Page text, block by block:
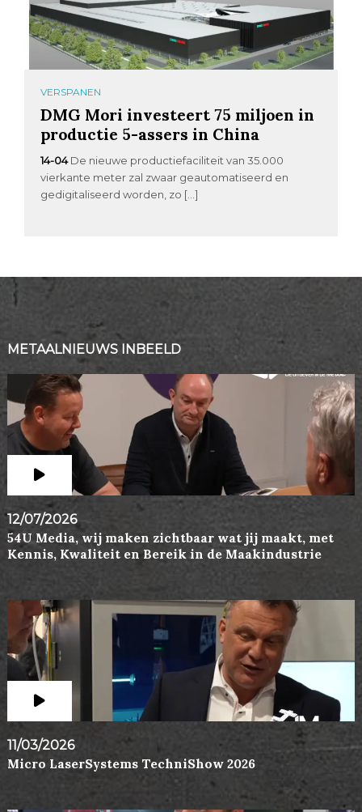
VERSPANEN
DMG Mori investeert 75 miljoen in
productie 5-assers in China
14-04 De nieuwe productiefaciliteit van 35.000
vierkante meter zal zwaar geautomatiseerd en
gedigitaliseerd worden, zo […]
METAALNIEUWS INBEELD
12/07/2026
54U Media, wij maken zichtbaar wat jij maakt, met
Kennis, Kwaliteit en Bereik in de Maakindustrie
11/03/2026
Micro LaserSystems TechniShow 2026